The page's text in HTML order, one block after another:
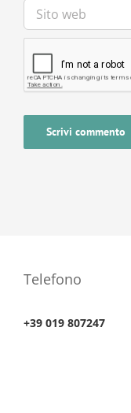
Telefono
+39 019 807247